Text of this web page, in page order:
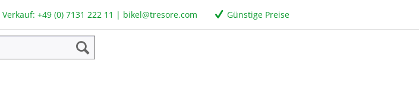
+49 (0) 7131 222 11 | bikel@tresore.com Günstige Preise